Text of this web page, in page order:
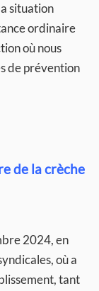
situation
ordinaire
où nous
de prévention
de la crèche
2024, en
où a
tant